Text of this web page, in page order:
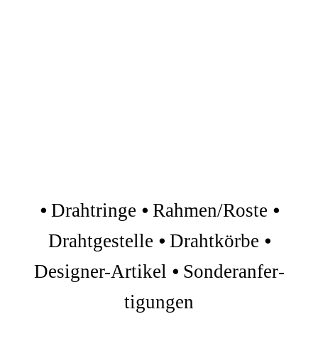
⦁ Drahtringe ⦁ Rahmen/Roste ⦁
Drahtgestelle ⦁ Drahtkörbe ⦁
Designer-Artikel ⦁ Sonder­anfer­
tigungen